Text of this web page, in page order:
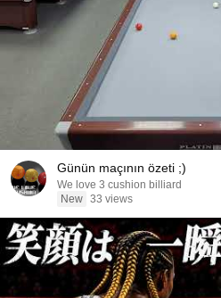
Günün maçının özeti ;)
We love 3 cushion billiard
New 33 views